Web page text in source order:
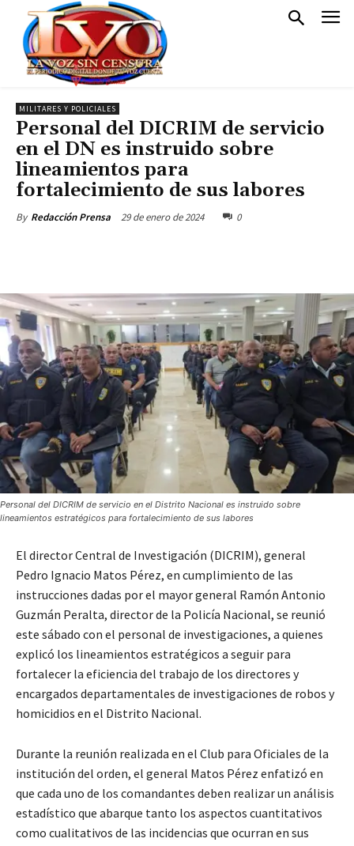
MILITARES Y POLICIALES
Personal del DICRIM de servicio
en el DN es instruido sobre
lineamientos para
fortalecimiento de sus labores
By Redacción Prensa 29 de enero de 2024 0
Personal del DICRIM de servicio en el Distrito Nacional es instruido sobre
lineamientos estratégicos para fortalecimiento de sus labores
El director Central de Investigación (DICRIM), general
Pedro Ignacio Matos Pérez, en cumplimiento de las
instrucciones dadas por el mayor general Ramón Antonio
Guzmán Peralta, director de la Policía Nacional, se reunió
este sábado con el personal de investigaciones, a quienes
explicó los lineamientos estratégicos a seguir para
fortalecer la eficiencia del trabajo de los directores y
encargados departamentales de investigaciones de robos y
homicidios en el Distrito Nacional.
Durante la reunión realizada en el Club para Oficiales de la
institución del orden, el general Matos Pérez enfatizó en
que cada uno de los comandantes deben realizar un análisis
estadístico que abarque tanto los aspectos cuantitativos
como cualitativos de las incidencias que ocurran en sus